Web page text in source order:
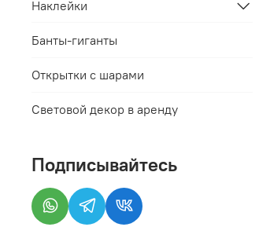
Наклейки
Банты-гиганты
Открытки с шарами
Световой декор в аренду
Подписывайтесь